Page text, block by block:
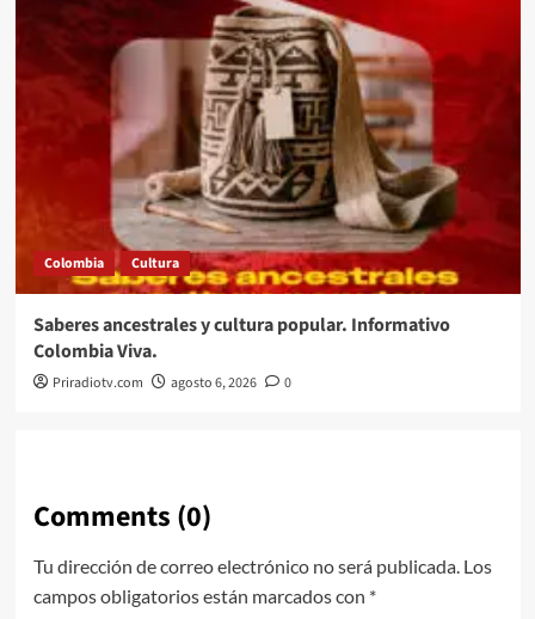
Colombia Cultura
Saberes ancestrales y cultura popular. Informativo
Colombia Viva.
Priradiotv.com agosto 6, 2026 0
Comments (0)
Tu dirección de correo electrónico no será publicada. Los
campos obligatorios están marcados con *